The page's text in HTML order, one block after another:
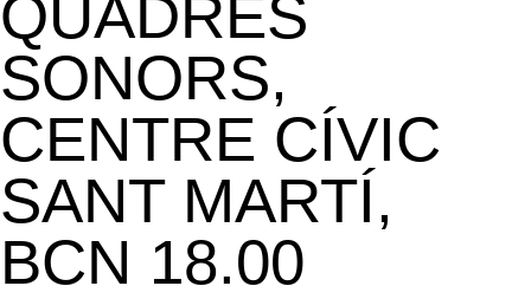
QUADRES
SONORS,
CENTRE CÍVIC
SANT MARTÍ,
BCN 18.00